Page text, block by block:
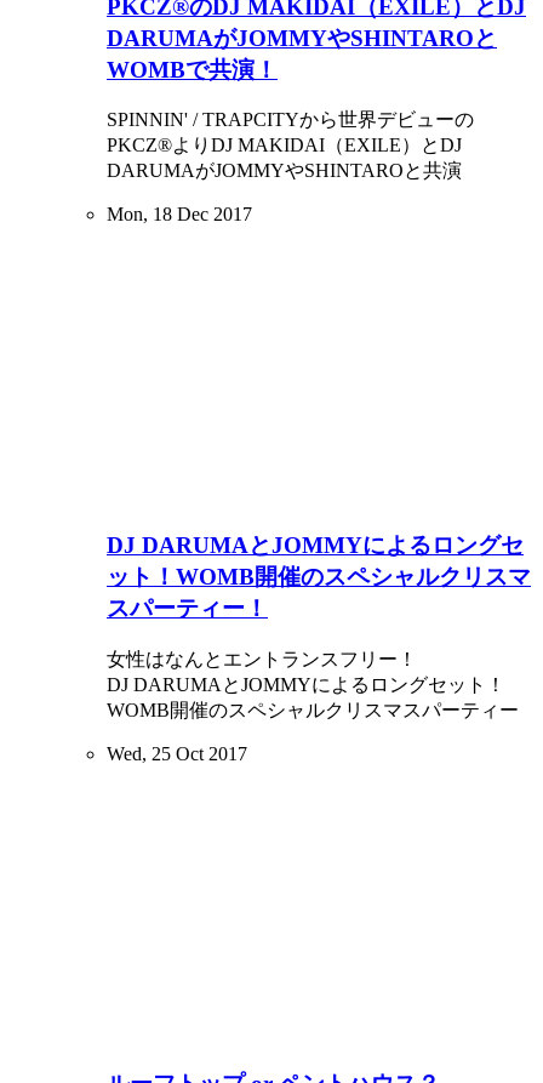
PKCZ®のDJ MAKIDAI（EXILE）とDJ
DARUMAがJOMMYやSHINTAROと
WOMBで共演！
SPINNIN' / TRAPCITYから世界デビューの
PKCZ®よりDJ MAKIDAI（EXILE）とDJ
DARUMAがJOMMYやSHINTAROと共演
Mon, 18 Dec 2017
DJ DARUMAとJOMMYによるロングセ
ット！WOMB開催のスペシャルクリスマ
スパーティー！
女性はなんとエントランスフリー！
DJ DARUMAとJOMMYによるロングセット！
WOMB開催のスペシャルクリスマスパーティー
Wed, 25 Oct 2017